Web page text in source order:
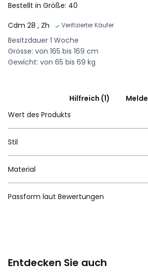
Bestellt in Größe: 40
Cdm 28 , Zh Verifizierter Käufer
Besitzdauer 1 Woche
Grösse: von 165 bis 169 cm
Gewicht: von 65 bis 69 kg
Hilfreich (1)
Wert des Produkts
Stil
Material
Passform laut Bewertungen
Entdecken Sie auch